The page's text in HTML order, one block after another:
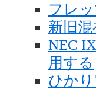
フレ
新旧
NEC
用する
ひか